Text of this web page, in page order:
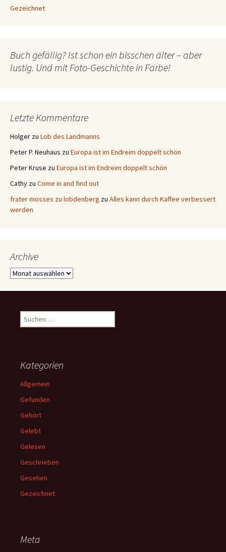
Gezeichnet
Buch gefällig? Ist schon ein bisschen älter – aber
lustig. Und mit Foto-Geschichte in Farbe!
Letzte Kommentare
Holger zu Lob des Landmanns
Peter P. Neuhaus zu Europa ist im Endreim doppelt schön
Peter Kruse zu Europa ist im Endreim doppelt schön
Cathy zu Come in and find out
frater mosses zu lobdenberg zu Alles kann durch Kaffee verbessert
werden
Archive
Archive
Suchen
nach:
Kategorien
Allgemein
Gefunden
Gehört
Gelebt
Gelesen
Geschrieben
Gesehen
Gezeichnet
Meta